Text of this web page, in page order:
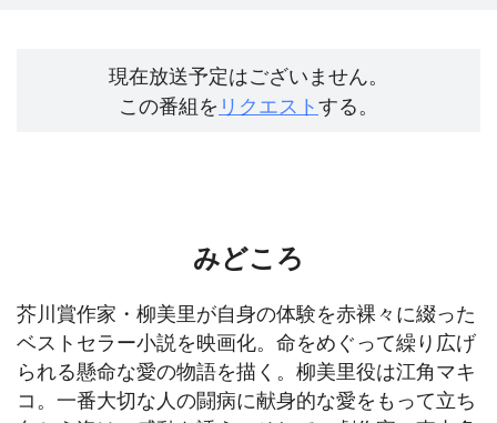
現在放送予定はございません。
この番組を リクエストする。
みどころ
芥川賞作家・柳美里が自身の体験を赤裸々に綴った
ベストセラー小説を映画化。命をめぐって繰り広げ
られる懸命な愛の物語を描く。柳美里役は江角マキ
コ。一番大切な人の闘病に献身的な愛をもって立ち